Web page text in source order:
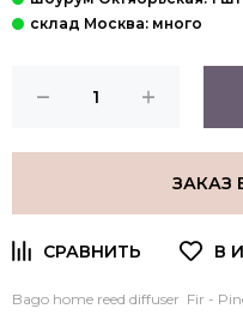
ЗАКАЗ
Bago home reed diffuser Fir -